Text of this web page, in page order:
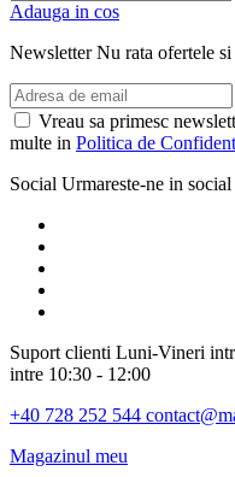
Adauga in cos
NewsletterNu rata ofertele
Vreau sa primesc
multe in Politica de
Social Urmareste-ne in social
Suport clienti Luni-Vineri
intre 10:30 - 12:00
+40 728 252 544
Magazinul meu